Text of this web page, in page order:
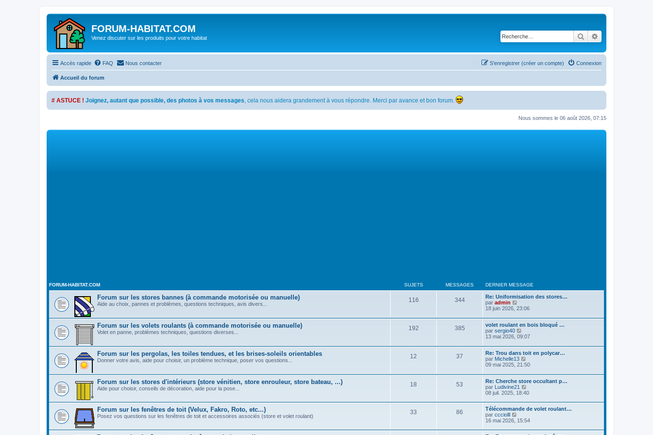
FORUM-HABITAT.COM
Venez discuter sur les produits pour votre habitat Rechercher
Accès rapide FAQ Nous contacter Connexion
S’enregistrer (créer un compte)
Accueil du forum
# ASTUCE ! Joignez, autant que possible, des photos à vos messages, cela nous aidera grandement à vous répondre. Merci par avance et bon forum.
Nous sommes le 06 août 2026, 07:15
FORUM-HABITAT.COM SUJETS MESSAGES DERNIER MESSAGE
Forum sur les stores bannes (à commande motorisée ou manuelle)
Aide au choix, pannes et problèmes, questions techniques, avis divers...
116 344
Re: Uniformisation des stores…
par admin
o
r
l
e
d
r
n
i
e
e
s
s
a
g
e
18 juin 2026, 23:06
Forum sur les volets roulants (à commande motorisée ou manuelle)
Volet en panne, problèmes techniques, questions diverses...
192 385
volet roulant en bois bloqué …
par sergio40
o
r
l
e
d
r
n
i
e
e
s
s
a
13 mai 2026, 09:07
Forum sur les pergolas, les toiles tendues, et les brises-soleils orientables
Donner votre avis, aide pour choisir, un problème technique, poser vos questions...
12 37
Re: Trou dans toit en polycar…
par Michelle13
o
r
l
d
r
n
e
09 mai 2025, 21:50
Forum sur les stores d'intérieurs (store vénitien, store enrouleur, store bateau, ...)
Aide pour choisir, conseils de décoration, aide pour la pose...
18 53
Re: Cherche store occultant p…
par Ludivine21
o
r
l
d
08 juil. 2025, 18:40
Forum sur les fenêtres de toit (Velux, Fakro, Roto, etc...)
Posez vos questions sur les fenêtres de toit et accessoires associés (store et volet roulant)
33 86
Télécommande de volet roulant…
par ccciolll
o
r
16 mai 2026, 15:54